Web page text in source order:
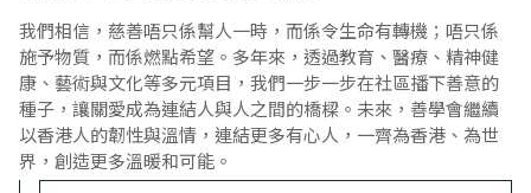
我們相信，慈善唔只係幫人一時，而係令生命有轉機；唔只係
施予物質，而係燃點希望。多年來，透過教育、醫療、精神健
康、藝術與文化等多元項目，我們一步一步在社區播下善意的
種子，讓關愛成為連結人與人之間的橋樑。未來，善學會繼續
以香港人的韌性與溫情，連結更多有心人，一齊為香港、為世
界，創造更多溫暖和可能。